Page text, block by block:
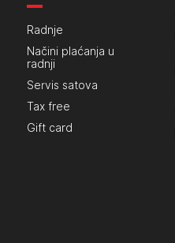
Radnje
Načini plaćanja u
radnji
Servis satova
Tax free
Gift card